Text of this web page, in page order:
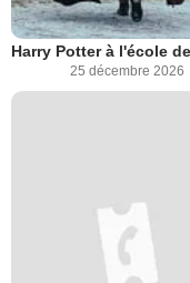
25 décembre 2026